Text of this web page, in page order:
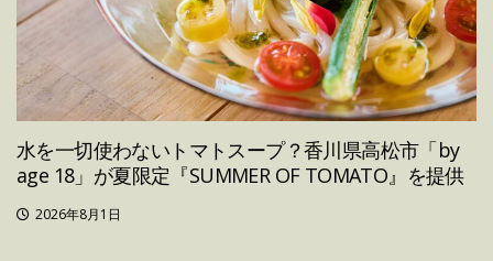
水を一切使わないトマトスープ？香川県高松市「by
age 18」が夏限定『SUMMER OF TOMATO』を提供
2026年8月1日